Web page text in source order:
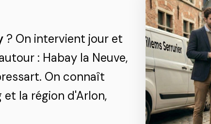
? On intervient jour et
: Habay la Neuve,
On connaît
la région d'Arlon,